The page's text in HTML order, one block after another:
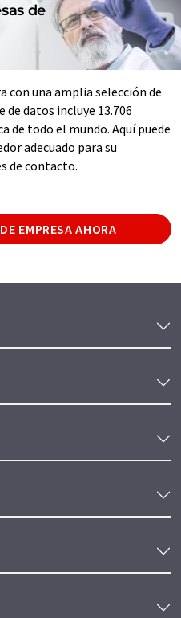
de
con una amplia selección de
datos incluye 13.706
de todo el mundo. Aquí puede
adecuado para su
de contacto.
EMPRESA AHORA